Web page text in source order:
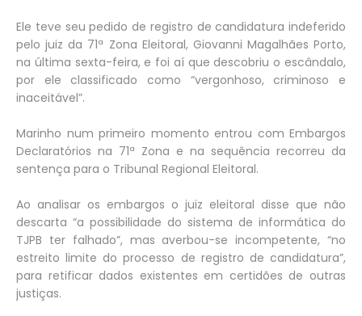
Ele teve seu pedido de registro de candidatura indeferido
pelo juiz da 71ª Zona Eleitoral, Giovanni Magalhães Porto,
na última sexta-feira, e foi aí que descobriu o escândalo,
por ele classificado como “vergonhoso, criminoso e
inaceitável”.
Marinho num primeiro momento entrou com Embargos
Declaratórios na 71ª Zona e na sequência recorreu da
sentença para o Tribunal Regional Eleitoral.
Ao analisar os embargos o juiz eleitoral disse que não
descarta “a possibilidade do sistema de informática do
TJPB ter falhado”, mas averbou-se incompetente, “no
estreito limite do processo de registro de candidatura”,
para retificar dados existentes em certidões de outras
justiças.